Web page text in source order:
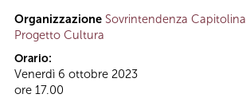
Organizzazione Sovrintendenza Capitolina
Progetto Cultura
Orario:
Venerdì 6 ottobre 2023
ore 17.00